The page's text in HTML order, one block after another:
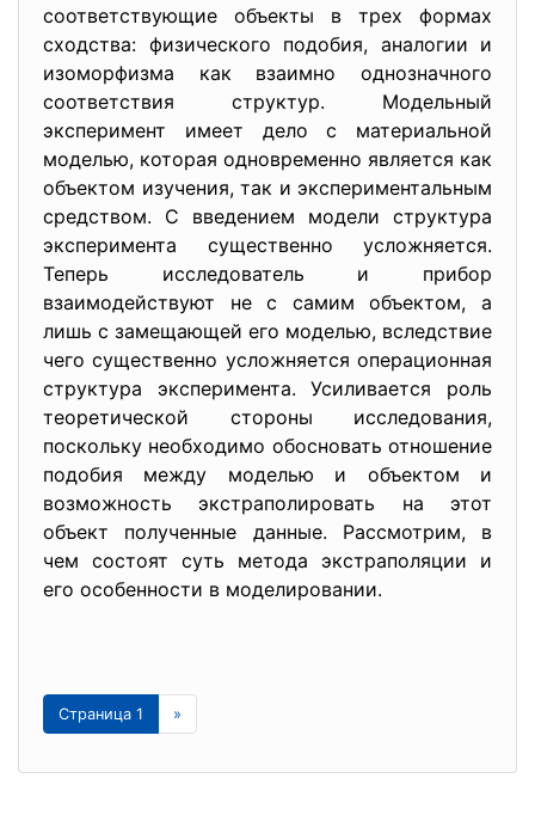
соответствующие объекты в трех формах
сходства: физического подобия, аналогии и
изоморфизма как взаимно однозначного
соответствия структур. Модельный
эксперимент имеет дело с материальной
моделью, которая одновременно является как
объектом изучения, так и экспериментальным
средством. С введением модели структура
эксперимента существенно усложняется.
Теперь исследователь и прибор
взаимодействуют не с самим объектом, а
лишь с замещающей его моделью, вследствие
чего существенно усложняется операционная
структура эксперимента. Усиливается роль
теоретической стороны исследования,
поскольку необходимо обосновать отношение
подобия между моделью и объектом и
возможность экстраполировать на этот
объект полученные данные. Рассмотрим, в
чем состоят суть метода экстраполяции и
его особенности в моделировании.
Страница 1 »